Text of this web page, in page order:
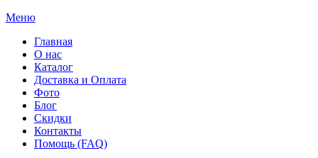
Меню
Главная
О нас
Каталог
Доставка и Оплата
Фото
Блог
Скидки
Контакты
Помощь (FAQ)